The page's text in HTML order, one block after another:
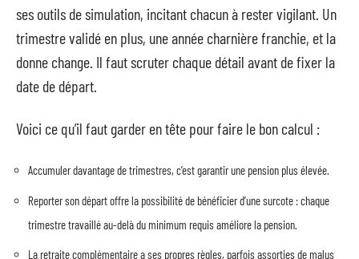
ses outils de simulation, incitant chacun à rester vigilant. Un
trimestre validé en plus, une année charnière franchie, et la
donne change. Il faut scruter chaque détail avant de fixer la
date de départ.
Voici ce qu’il faut garder en tête pour faire le bon calcul :
Accumuler davantage de trimestres, c’est garantir une pension plus élevée.
Reporter son départ offre la possibilité de bénéficier d’une surcote : chaque
trimestre travaillé au-delà du minimum requis améliore la pension.
La retraite complémentaire a ses propres règles, parfois assorties de malus